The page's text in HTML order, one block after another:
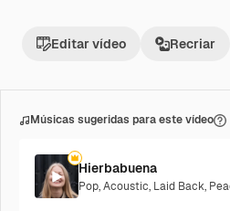
Editar vídeo Recriar
Músicas sugeridas para este vídeo
Hierbabuena
Pop,Acoustic, Laid Back,